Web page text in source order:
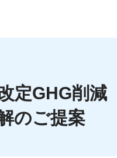
定GHG削減
のご提案